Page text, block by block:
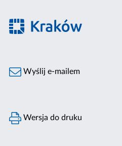
Wyślij e-mailem
Wersja do druku